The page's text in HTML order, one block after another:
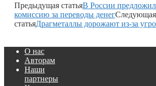
Предыдущая статьяВ России
комиссию за переводы денегСледующая
статьяДрагметаллы дорожают из-за
О нас
Авторам
Наши
партнеры